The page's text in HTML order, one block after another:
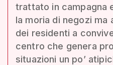
trattato in campagna
la moria di negozi
dei residenti a
centro che genera
situazioni un po’